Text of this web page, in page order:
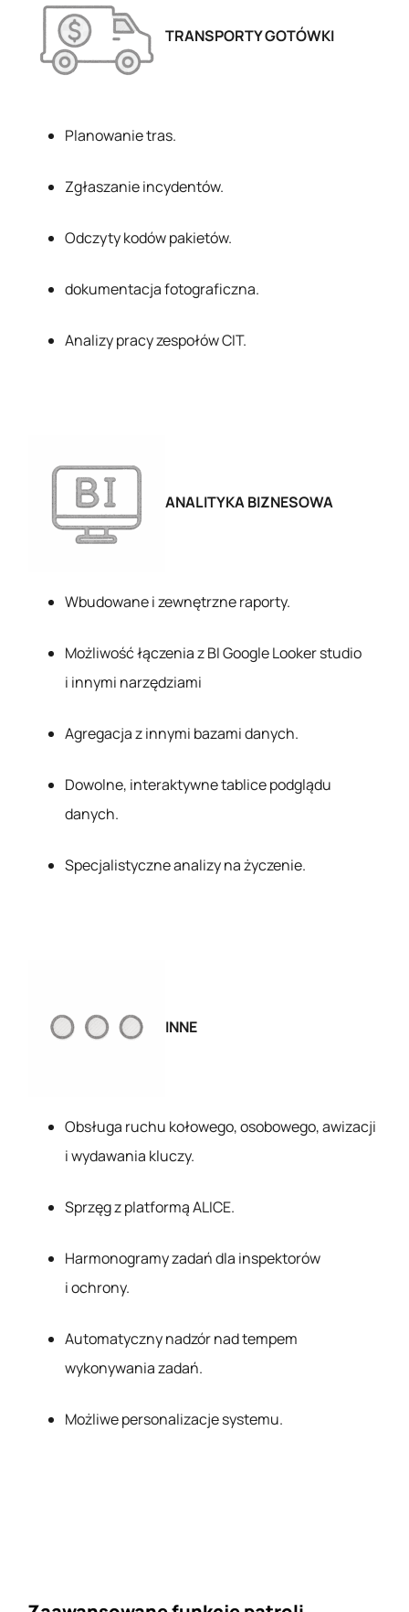
TRANSPORTY GOTÓWKI
Planowanie tras.
Zgłaszanie incydentów.
Odczyty kodów pakietów.
dokumentacja fotograficzna.
Analizy pracy zespołów CIT.
ANALITYKA BIZNESOWA
Wbudowane i zewnętrzne raporty.
Możliwość łączenia z BI Google Looker studio
i innymi narzędziami
Agregacja z innymi bazami danych.
Dowolne, interaktywne tablice podglądu
danych.
Specjalistyczne analizy na życzenie.
INNE
Obsługa ruchu kołowego, osobowego, awizacji
i wydawania kluczy.
Sprzęg z platformą ALICE.
Harmonogramy zadań dla inspektorów
i ochrony.
Automatyczny nadzór nad tempem
wykonywania zadań.
Możliwe personalizacje systemu.